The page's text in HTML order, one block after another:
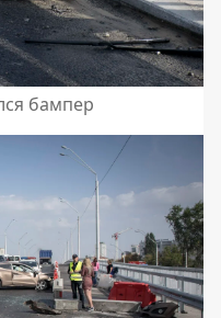
бампер